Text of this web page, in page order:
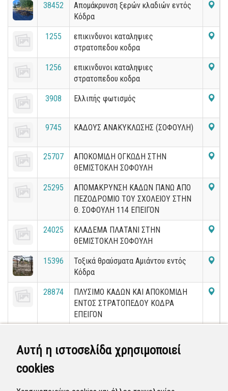
Αυτή η ιστοσελίδα χρησιμοποιεί
cookies
38452
Απομάκρυνση ξερών κλαδιών εντός
Κόδρα
1255
επικινδυνοι καταληψιες
στρατοπεδου κοδρα
1256
επικινδυνοι καταληψιες
στρατοπεδου κοδρα
3908 Ελλιπής φωτισμός
9745 ΚΑΔΟΥΣ ΑΝΑΚΥΚΛΩΣΗΣ (ΣΟΦΟΥΛΗ)
25707
ΑΠΟΚΟΜΙΔΗ ΟΓΚΩΔΗ ΣΤΗΝ
ΘΕΜΙΣΤΟΚΛΗ ΣΟΦΟΥΛΗ
25295
ΑΠΟΜΑΚΡΥΝΣΗ ΚΑΔΩΝ ΠΑΝΩ ΑΠΟ
ΠΕΖΟΔΡΟΜΙΟ ΤΟΥ ΣΧΟΛΕΙΟΥ ΣΤΗΝ
Θ. ΣΟΦΟΥΛΗ 114 ΕΠΕΙΓΟΝ
24025
ΚΛΑΔΕΜΑ ΠΛΑΤΑΝΙ ΣΤΗΝ
ΘΕΜΙΣΤΟΚΛΗ ΣΟΦΟΥΛΗ
15396
Τοξικά θραύσματα Αμιάντου εντός
Κόδρα
28874
ΠΛΥΣΙΜΟ ΚΑΔΩΝ ΚΑΙ ΑΠΟΚΟΜΙΔΗ
ΕΝΤΟΣ ΣΤΡΑΤΟΠΕΔΟΥ ΚΟΔΡΑ
ΕΠΕΙΓΟΝ
ΑΠΟΚΟΜΙΔΗ ΑΠΟΡΡΙΜΜΑΤΩΝ ΣΤΗΝ
ΝΙΚΟΛΑΟΥ ΠΛΑΣΤΗΡΑ ΕΠΕΙΓΟΝ
ΝΑΥΤΟΠΡΟΣΚΟΠΩΝ ΣΤΗΝ ΝΙΚΟΛΑΟΥ